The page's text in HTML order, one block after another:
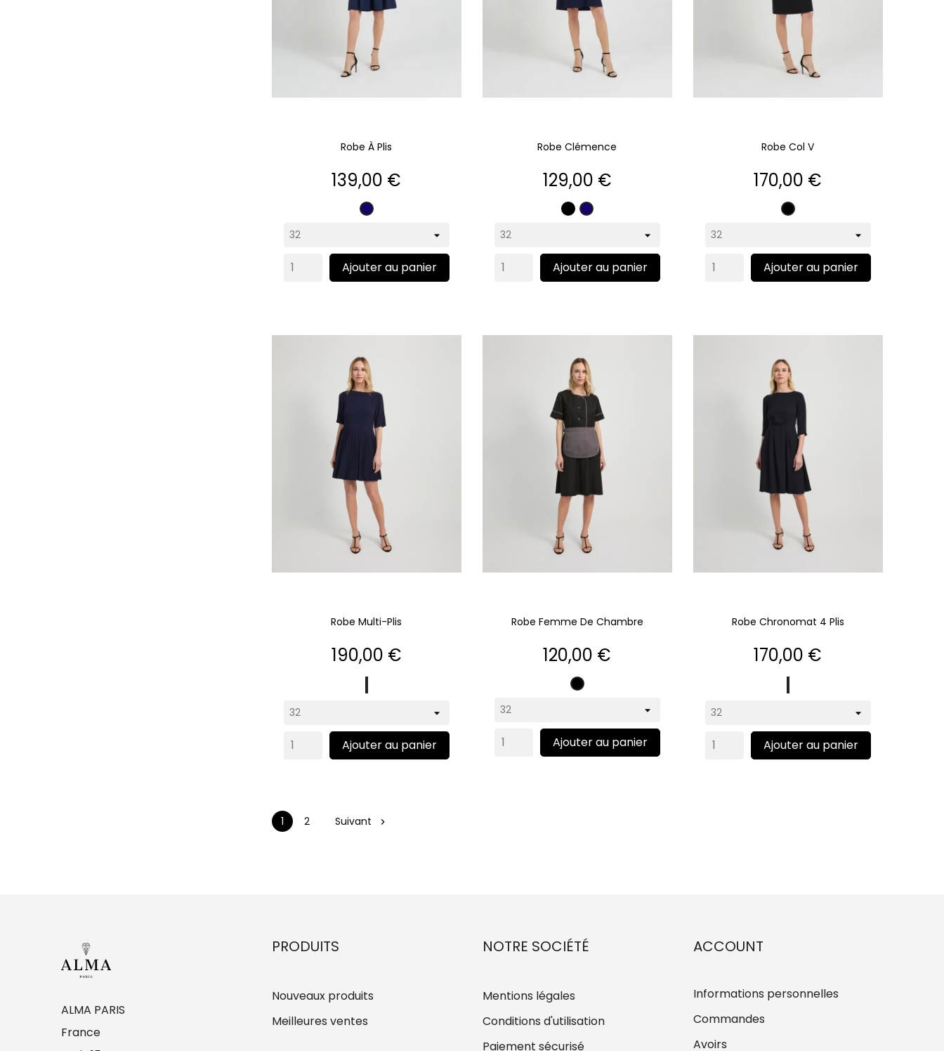
Robe À Plis
Prix
139,00 €
Marine
Ajouter au panier
Robe Clémence
Prix
129,00 €
NoirMarine
Ajouter au panier
Robe Col V
Prix
170,00 €
Noir
Ajouter au panier
Robe Multi-Plis
Prix
190,00 €
Ajouter au panier
Robe Femme De Chambre
Prix
120,00 €
Noir
Ajouter au panier
Robe Chronomat 4 Plis
Prix
170,00 €
Ajouter au panier
1 2 Suivant 
ALMA PARIS
France
PRODUITS
Nouveaux produits
Meilleures ventes
NOTRE SOCIÉTÉ
Mentions légales
Conditions d'utilisation
Paiement sécurisé
ACCOUNT
Informations personnelles
Commandes
Avoirs